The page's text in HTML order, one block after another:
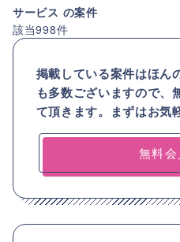
サービス の案件
該当998件
掲載している案件はほん
も多数ございますので、
て頂きます。まずはお気
無料